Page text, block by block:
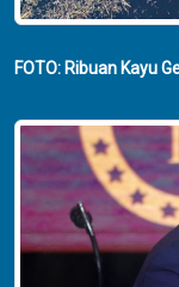
FOTO: Ribuan Kayu